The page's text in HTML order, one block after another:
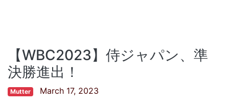
【WBC2023】侍ジャパン、準
決勝進出！
Mutter March 17, 2023